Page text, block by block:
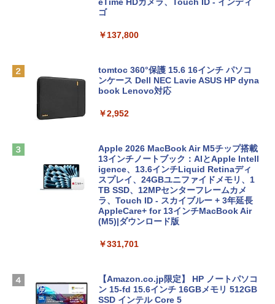
ゴ
￥137,800
tomtoc 360°保護 15.6 16インチ パソコ
ンケース Dell NEC Lavie ASUS HP dyna
book Lenovo対応
￥2,952
Apple 2026 MacBook Air M5チップ搭載
13インチノートブック：AIとApple Intell
igence、13.6インチLiquid Retinaディ
スプレイ、24GBユニファイドメモリ、1
TB SSD、12MPセンターフレームカメ
ラ、Touch ID - スカイブルー + 3年延長
AppleCare+ for 13インチMacBook Air
(M5)|ダウンロード版
￥331,701
【Amazon.co.jp限定】 HP ノートパソコ
ン 15-fd 15.6インチ 16GBメモリ 512GB
SSD インテル Core 5